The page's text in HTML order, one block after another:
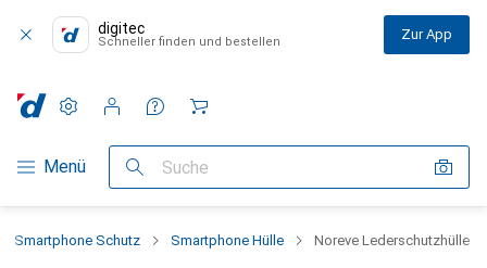
digitec
Schneller finden und bestellen Zur App
Navigation nach Kategorien
Menü Suche
Einstellungen
Kundenkonto
Vergleichslisten
Merklisten
Warenkorb
Smartphone Schutz Smartphone Hülle Noreve Lederschutzhülle